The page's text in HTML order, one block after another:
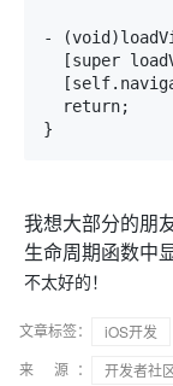
-
[super
  return;
}
我想大部分的朋
生命周期函数中
不太好的！
文章标签：
iOS开发
来 源：
开发者社